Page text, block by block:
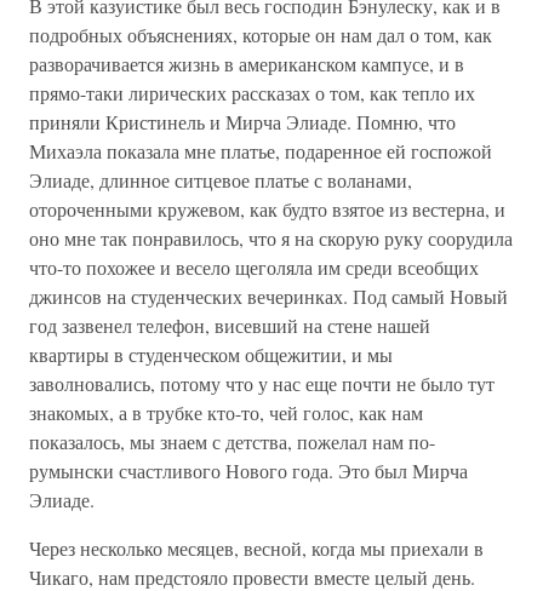
В этой казуистике был весь господин Бэнулеску, как и в
подробных объяснениях, которые он нам дал о том, как
разворачивается жизнь в американском кампусе, и в
прямо-таки лирических рассказах о том, как тепло их
приняли Кристинель и Мирча Элиаде. Помню, что
Михаэла показала мне платье, подаренное ей госпожой
Элиаде, длинное ситцевое платье с воланами,
отороченными кружевом, как будто взятое из вестерна, и
оно мне так понравилось, что я на скорую руку соорудила
что-то похожее и весело щеголяла им среди всеобщих
джинсов на студенческих вечеринках. Под самый Новый
год зазвенел телефон, висевший на стене нашей
квартиры в студенческом общежитии, и мы
заволновались, потому что у нас еще почти не было тут
знакомых, а в трубке кто-то, чей голос, как нам
показалось, мы знаем с детства, пожелал нам по-
румынски счастливого Нового года. Это был Мирча
Элиаде.
Через несколько месяцев, весной, когда мы приехали в
Чикаго, нам предстояло провести вместе целый день.